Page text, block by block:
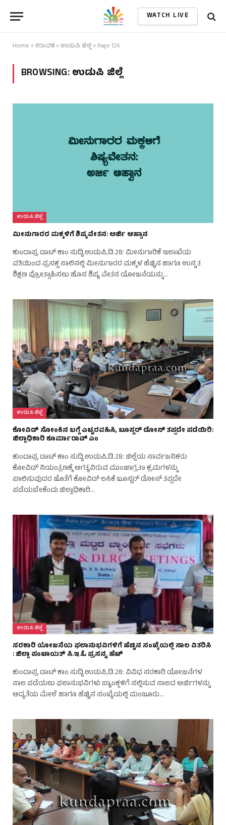
WATCH LIVE
Home »ಕರಾವಳಿ» ಉಡುಪಿ ಜಿಲ್ಲೆ» Page 126
BROWSING:ಉಡುಪಿ ಜಿಲ್ಲೆ
ಉಡುಪಿ ಜಿಲ್ಲೆ
ಮೀನುಗಾರರ ಮಕ್ಕಳಿಗೆ ಶಿಷ್ಯವೇತನ: ಅರ್ಜಿ ಆಹ್ವಾನ
ಕುಂದಾಪ್ರ ಡಾಟ್ ಕಾಂ ಸುದ್ದಿ.ಉಡುಪಿ,ಡಿ.28: ಮೀನುಗಾರಿಕೆ ಇಲಾಖೆಯ
ವತಿಯಿಂದ ಪ್ರಸಕ್ತ ಸಾಲಿನಲ್ಲಿ ಮೀನುಗಾರರ ಮಕ್ಕಳ ಹೆಚ್ಚಿನ ಹಾಗೂ ಉನ್ನತ
ಶಿಕ್ಷಣ ಪ್ರೋತ್ಸಾಹಿಸಲು ಹೊಸ ಶಿಷ್ಯ ವೇತನ ಯೋಜನೆಯನ್ನು…
ಉಡುಪಿ ಜಿಲ್ಲೆ
ಕೋವಿಡ್ ಸೋಂಕಿನ ಬಗ್ಗೆ ಎಚ್ಚರವಹಿಸಿ, ಬೂಸ್ಟರ್ ಡೋಸ್ ತಪ್ಪದೇ ಪಡೆಯಿರಿ:
ಜಿಲ್ಲಾಧಿಕಾರಿ ಕೂರ್ಮಾರಾವ್ ಎಂ
ಕುಂದಾಪ್ರ ಡಾಟ್ ಕಾಂ ಸುದ್ದಿ.ಉಡುಪಿ,ಡಿ.28: ಜಿಲ್ಲೆಯ ಸಾರ್ವಜನಿಕರು
ಕೋವಿಡ್ ನಿಯಂತ್ರಣಕ್ಕೆ ಅಗತ್ಯವಿರುವ ಮುಂಜಾಗ್ರತಾ ಕ್ರಮಗಳನ್ನು
ಪಾಲಿಸುವುದರ ಜೊತೆಗೆ ಕೋವಿಡ್ ಲಸಿಕೆ ಬೂಸ್ಟರ್ ಡೋಸ್ ತಪ್ಪದೇ
ಪಡೆಯಬೇಕೆಂದು ಜಿಲ್ಲಾಧಿಕಾರಿ…
ಉಡುಪಿ ಜಿಲ್ಲೆ
ಸರಕಾರಿ ಯೋಜನೆಯ ಫಲಾನುಭವಿಗಳಿಗೆ ಹೆಚ್ಚಿನ ಸಂಖ್ಯೆಯಲ್ಲಿ ಸಾಲ ವಿತರಿಸಿ
: ಜಿಲ್ಲಾ ಪಂಚಾಯತ್ ಸಿ.ಇ.ಓ ಪ್ರಸನ್ನ ಹೆಚ್
ಕುಂದಾಪ್ರ ಡಾಟ್ ಕಾಂ ಸುದ್ದಿ.ಉಡುಪಿ,ಡಿ.28: ವಿವಿಧ ಸರಕಾರಿ ಯೋಜನೆಗಳ
ಸಾಲ ಪಡೆಯಲು ಫಲಾನುಭವಿಗಳು ಬ್ಯಾಂಕ್ಗಳಿಗೆ ಸಲ್ಲಿಸುವ ಸಾಲದ ಅರ್ಜಿಗಳನ್ನು
ಆದ್ಯತೆಯ ಮೇಲೆ ಹಾಗೂ ಹೆಚ್ಚಿನ ಸಂಖ್ಯೆಯಲ್ಲಿ ಮಂಜೂರು…